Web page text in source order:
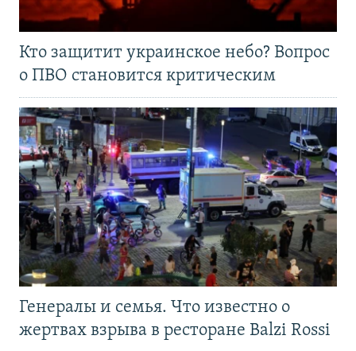
Кто защитит украинское небо? Вопрос
о ПВО становится критическим
Генералы и семья. Что известно о
жертвах взрыва в ресторане Balzi Rossi